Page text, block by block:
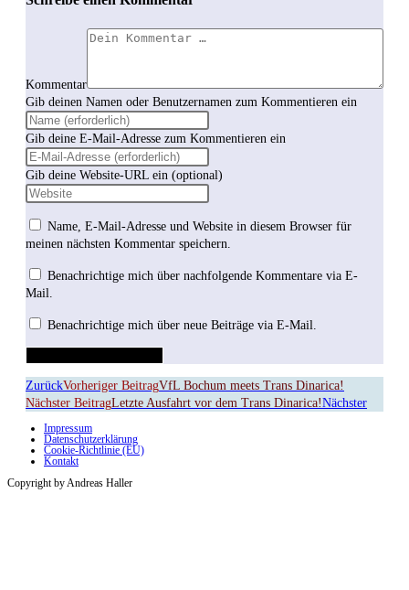
Kommentar
Gib deinen Namen oder Benutzernamen zum Kommentieren ein
Gib deine E-Mail-Adresse zum Kommentieren ein
Gib deine Website-URL ein (optional)
Name, E-Mail-Adresse und Website in diesem Browser für
meinen nächsten Kommentar speichern.
Benachrichtige mich über nachfolgende Kommentare via E-
Mail.
Benachrichtige mich über neue Beiträge via E-Mail.
ZurückVorheriger BeitragVfL Bochum meets Trans Dinarica!
Nächster BeitragLetzte Ausfahrt vor dem Trans Dinarica!Nächster
Impressum
Datenschutzerklärung
Cookie-Richtlinie (EU)
Kontakt
Copyright by Andreas Haller